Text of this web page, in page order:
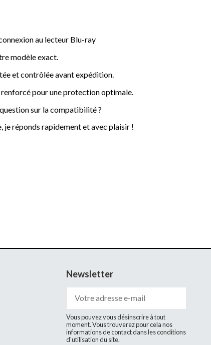
au lecteur Blu-ray
modèle exact.
et contrôlée avant expédition.
pour une protection optimale.
question sur la compatibilité ?
je réponds rapidement et avec plaisir !
Newsletter
Vous pouvez vous désinscrire à tout
moment. Vous trouverez pour cela nos
informations de contact dans les conditions
d'utilisation du site.